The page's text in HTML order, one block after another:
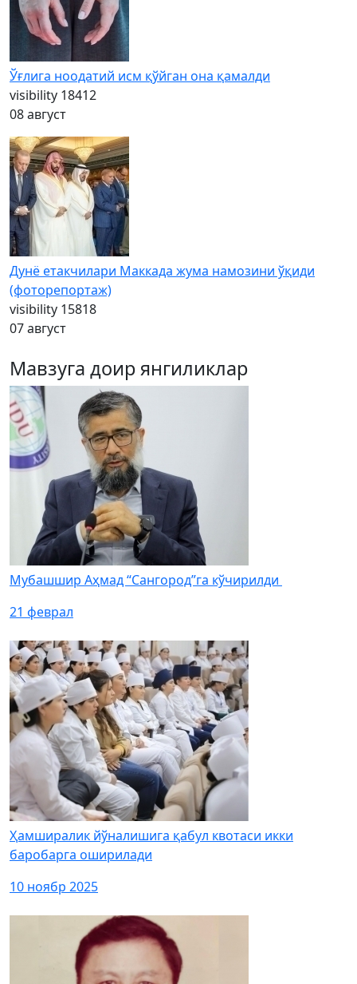
Ўғлига ноодатий исм қўйган она қамалди
visibility 18412
08 август
Дунё етакчилари Маккада жума намозини ўқиди
(фоторепортаж)
visibility 15818
07 август
Мавзуга доир янгиликлар
Мубашшир Аҳмад “Сангород”га кўчирилди
21 феврал
Ҳамширалик йўналишига қабул квотаси икки
баробарга оширилади
10 ноябр 2025